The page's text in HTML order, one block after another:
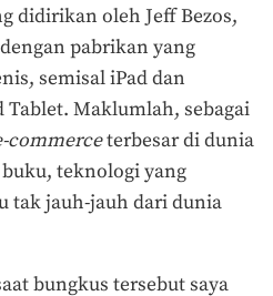
didirikan oleh Jeff Bezos,
pabrikan yang
semisal iPad dan
Maklumlah, sebagai
commerceterbesar di dunia
teknologi yang
tak jauh-jauh dari dunia
bungkus tersebut saya